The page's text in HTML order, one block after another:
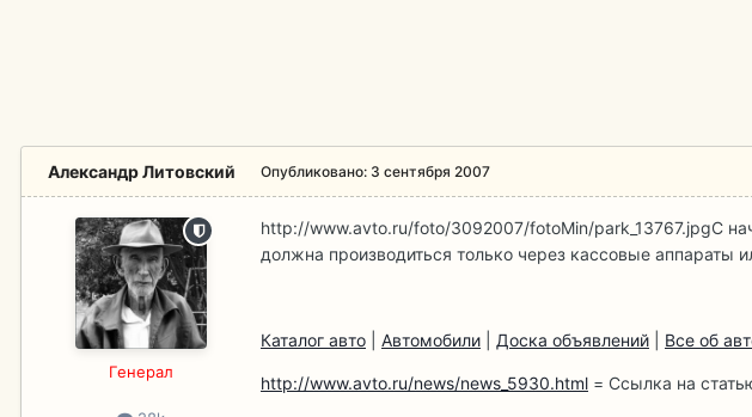
Александр Литовский
Гeнерал
Опубликовано: 3 сентября 2007
http://www.avto.ru/foto/3092007/fotoMin/park_13767.jpgС
должна производиться только через кассовые аппараты
Каталог авто Автомобили Доска объявлений Все об
http://www.avto.ru/news/news_5930.html = Ссылка на